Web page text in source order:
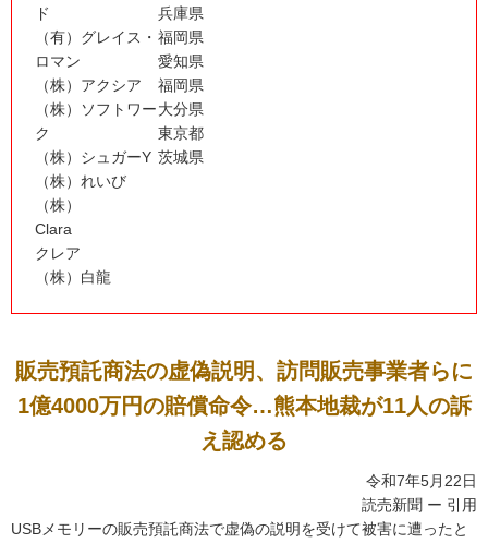
ド
（有）グレイス・
ロマン
（株）アクシア
（株）ソフトワー
ク
（株）シュガーY
（株）れいび
（株）
Clara
クレア
（株）白龍
兵庫県
福岡県
愛知県
福岡県
大分県
東京都
茨城県
販売預託商法の虚偽説明、訪問販売事業者らに
1億4000万円の賠償命令…熊本地裁が11人の訴
え認める
令和7年5月22日
読売新聞 ー 引用
USBメモリーの販売預託商法で虚偽の説明を受けて被害に遭ったと